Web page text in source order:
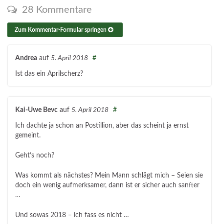
28 Kommentare
Zum Kommentar-Formular springen
Andrea auf 5. April 2018 #
Ist das ein Aprilscherz?
Kai-Uwe Bevc auf 5. April 2018 #
Ich dachte ja schon an Postillion, aber das scheint ja ernst
gemeint.
Geht’s noch?
Was kommt als nächstes? Mein Mann schlägt mich – Seien sie
doch ein wenig aufmerksamer, dann ist er sicher auch sanfter
…
Und sowas 2018 – ich fass es nicht …